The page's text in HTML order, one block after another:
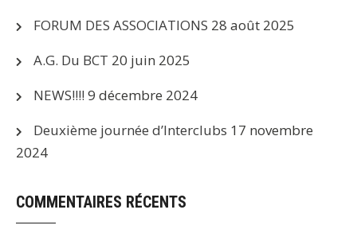
FORUM DES ASSOCIATIONS 28 août 2025
A.G. Du BCT 20 juin 2025
NEWS!!!! 9 décembre 2024
Deuxième journée d’Interclubs 17 novembre
2024
COMMENTAIRES RÉCENTS